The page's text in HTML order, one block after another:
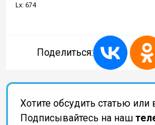
Lx: 674
Поделиться:
Хотите обсудить статью
Подписывайтесь на наш